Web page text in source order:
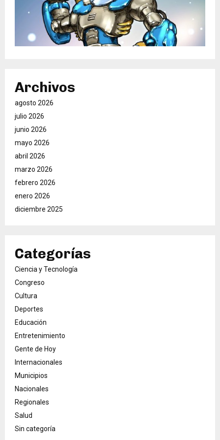
Archivos
agosto 2026
julio 2026
junio 2026
mayo 2026
abril 2026
marzo 2026
febrero 2026
enero 2026
diciembre 2025
Categorías
Ciencia y Tecnología
Congreso
Cultura
Deportes
Educación
Entretenimiento
Gente de Hoy
Internacionales
Municipios
Nacionales
Regionales
Salud
Sin categoría